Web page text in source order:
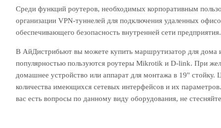
Среди функций роутеров, необходимых корпоративным
организации VPN-туннелей для подключения удаленных
обеспечивающего безопасность внутренней сети предприятия.
В АйДистрибьют вы можете купить маршрутизатор для дома
популярностью пользуются роутеры Mikrotik и D-link. При
домашнее устройство или аппарат для монтажа в 19'' стойку.
количества имеющихся сетевых интерфейсов и их
вас есть вопросы по данному виду оборудования, не